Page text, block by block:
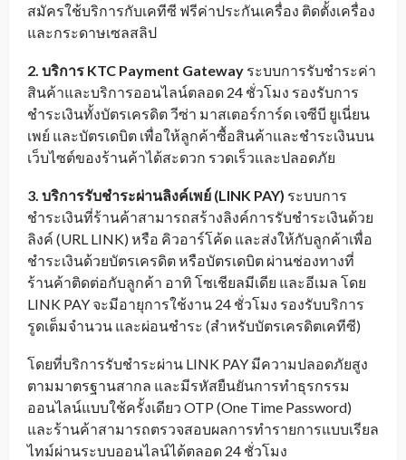
สมัครใช้บริการกับเคทีซี ฟรีค่าประกันเครื่อง ติดตั้งเครื่อง
และกระดาษเซลสลิป
2. บริการ KTC Payment Gateway ระบบการรับชำระค่า
สินค้าและบริการออนไลน์ตลอด 24 ชั่วโมง รองรับการ
ชำระเงินทั้งบัตรเครดิต วีซ่า มาสเตอร์การ์ด เจซีบี ยูเนี่ยน
เพย์ และบัตรเดบิต เพื่อให้ลูกค้าซื้อสินค้าและชำระเงินบน
เว็บไซต์ของร้านค้าได้สะดวก รวดเร็วและปลอดภัย
3. บริการรับชำระผ่านลิงค์เพย์ (LINK PAY) ระบบการ
ชำระเงินที่ร้านค้าสามารถสร้างลิงค์การรับชำระเงินด้วย
ลิงค์ (URL LINK) หรือ คิวอาร์โค้ด และส่งให้กับลูกค้าเพื่อ
ชำระเงินด้วยบัตรเครดิต หรือบัตรเดบิต ผ่านช่องทางที่
ร้านค้าติดต่อกับลูกค้า อาทิ โซเชียลมีเดีย และอีเมล โดย
LINK PAY จะมีอายุการใช้งาน 24 ชั่วโมง รองรับบริการ
รูดเต็มจำนวน และผ่อนชำระ (สำหรับบัตรเครดิตเคทีซี)
โดยที่บริการรับชำระผ่าน LINK PAY มีความปลอดภัยสูง
ตามมาตรฐานสากล และมีรหัสยืนยันการทำธุรกรรม
ออนไลน์แบบใช้ครั้งเดียว OTP (One Time Password)
และร้านค้าสามารถตรวจสอบผลการทำรายการแบบเรียล
ไทม์ผ่านระบบออนไลน์ได้ตลอด 24 ชั่วโมง